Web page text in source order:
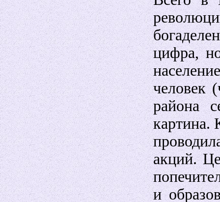
цифра,
человек
района
картина.
акций.
и